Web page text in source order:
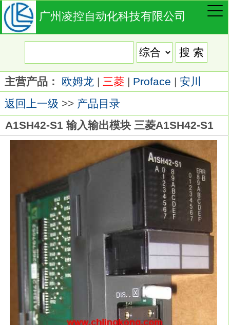
广州凌控自动化科技有限公司
主营产品： 欧姆龙 | 三菱 | Proface | 安川
返回上一级 >> 产品目录
A1SH42-S1 输入输出模块 三菱A1SH42-S1